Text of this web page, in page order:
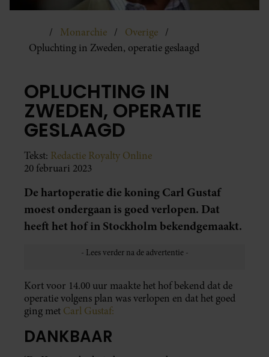
Monarchie
Overige
Opluchting in Zweden, operatie geslaagd
OPLUCHTING IN
ZWEDEN, OPERATIE
GESLAAGD
Tekst: Redactie Royalty Online
20 februari 2023
De hartoperatie die koning Carl Gustaf
moest ondergaan is goed verlopen. Dat
heeft het hof in Stockholm bekendgemaakt.
Kort voor 14.00 uur maakte het hof bekend dat de
operatie volgens plan was verlopen en dat het goed
ging met Carl Gustaf:
DANKBAAR